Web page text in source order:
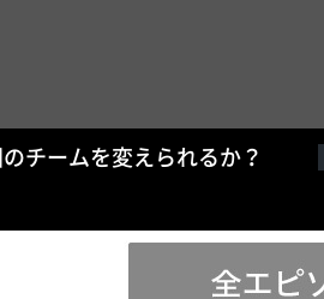
チームを変えられるか？